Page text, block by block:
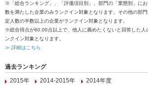
※「総合ランキング」、「評価項目別」、部門の「業態別」に
数を満たした企業のみランクイン対象となります。その他の部
定人数の半数以上の企業がランクイン対象となります。
※総合得点が60.00点以上で、他人に薦めたくないと回答した人
ンクイン対象となります。
≫ 詳細はこちら
過去ランキング
2015年
2014-2015年 2014年度